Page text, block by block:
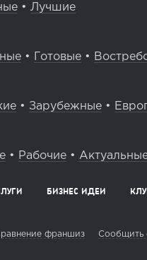
• Лучшие
• Готовые •
• Зарубежные •
• Рабочие •
БИЗНЕС ИДЕИ
франшиз Сообщить